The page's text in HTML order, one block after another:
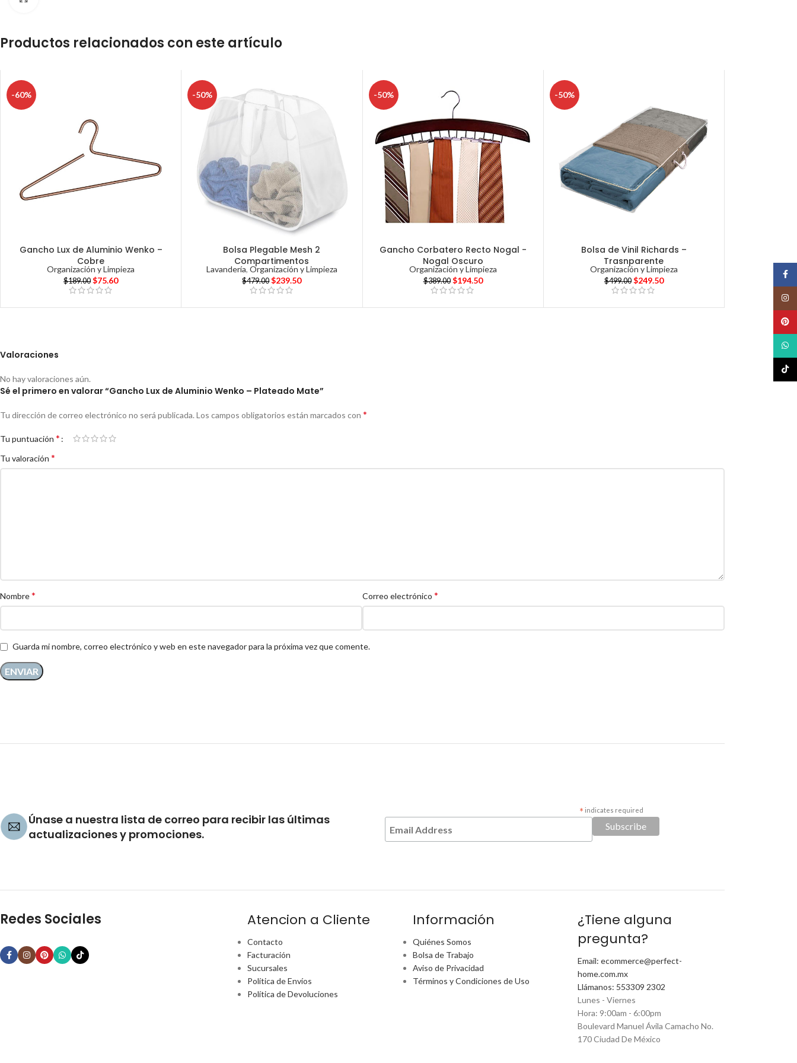
Productos relacionados con este artículo
-60%
Gancho Lux de Aluminio Wenko –
Cobre
Organización y Limpieza
$189.00 $75.60
-50%
Bolsa Plegable Mesh 2
Compartimentos
Lavandería, Organización y Limpieza
$479.00 $239.50
-50%
Gancho Corbatero Recto Nogal -
Nogal Oscuro
Organización y Limpieza
$389.00 $194.50
-50%
Bolsa de Vinil Richards –
Trasnparente
Organización y Limpieza
$499.00 $249.50
Valoraciones
No hay valoraciones aún.
Sé el primero en valorar “Gancho Lux de Aluminio Wenko – Plateado Mate”
Tu dirección de correo electrónico no será publicada. Los campos obligatorios están marcados con *
Tu puntuación *
Tu valoración *
Nombre* Correo electrónico *
Guarda mi nombre, correo electrónico y web en este navegador para la próxima vez que comente.
Únase a nuestra lista de correo para recibir las últimas
actualizaciones y promociones.
* indicates required
Redes Sociales Atencion a Cliente
Contacto
Facturación
Sucursales
Política de Envíos
Política de Devoluciones
Información
Quiénes Somos
Bolsa de Trabajo
Aviso de Privacidad
Términos y Condiciones de Uso
¿Tiene alguna
pregunta?
Email: ecommerce@perfect-
home.com.mx
Llámanos: 553309 2302
Lunes - Viernes
Hora: 9:00am - 6:00pm
Boulevard Manuel Ávila Camacho No.
170 Ciudad De México